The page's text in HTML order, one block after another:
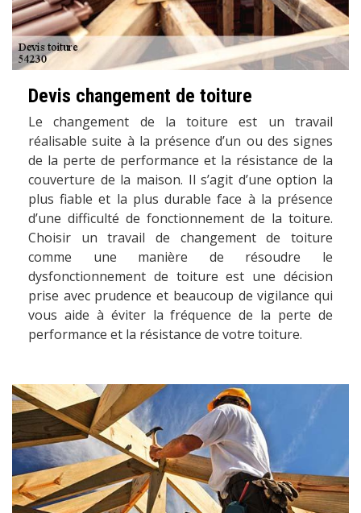
Devis changement de toiture
Le changement de la toiture est un travail
réalisable suite à la présence d’un ou des signes
de la perte de performance et la résistance de la
couverture de la maison. Il s’agit d’une option la
plus fiable et la plus durable face à la présence
d’une difficulté de fonctionnement de la toiture.
Choisir un travail de changement de toiture
comme une manière de résoudre le
dysfonctionnement de toiture est une décision
prise avec prudence et beaucoup de vigilance qui
vous aide à éviter la fréquence de la perte de
performance et la résistance de votre toiture.